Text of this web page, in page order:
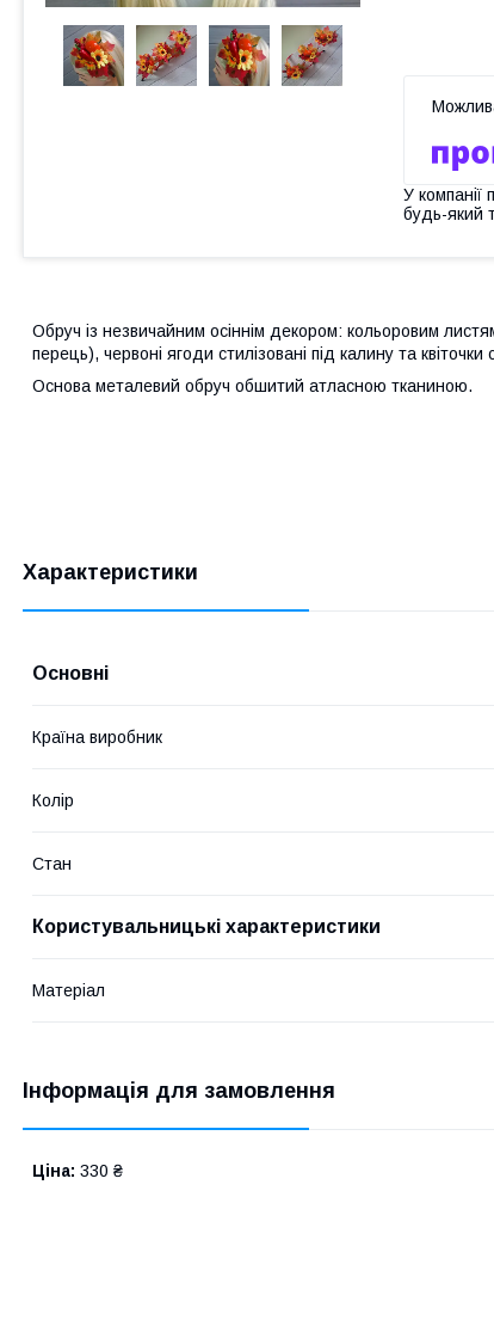
У компанії
будь-який
Обруч із незвичайним осіннім декором: кольоровим
перець), червоні ягоди стилізовані під калину та
Основа металевий обруч обшитий атласною тканиною.
Характеристики
Основні
Країна виробник
Колір
Стан
Користувальницькі характеристики
Матеріал
Інформація для замовлення
Ціна: 330 ₴